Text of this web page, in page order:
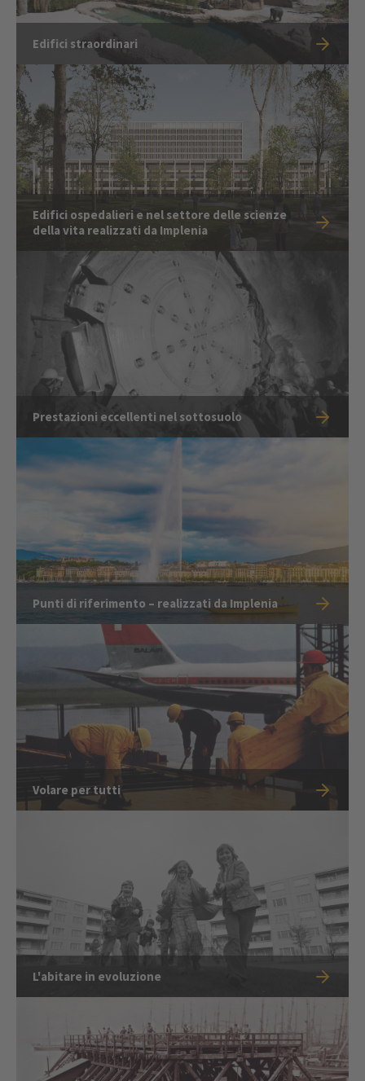
Edifici straordinari
Edifici ospedalieri e nel settore delle scienze
della vita realizzati da Implenia
Prestazioni eccellenti nel sottosuolo
Punti di riferimento – realizzati da Implenia
Volare per tutti
L'abitare in evoluzione